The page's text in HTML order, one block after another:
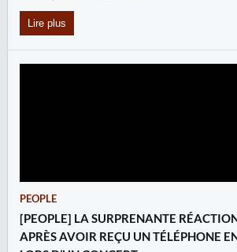
Lire plus
PEOPLE
[PEOPLE] LA SURPRENANTE
APRÈS AVOIR REÇU UN TÉLÉPHONE